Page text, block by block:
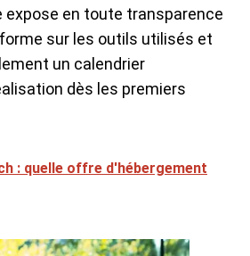
expose en toute transparence
sur les outils utilisés et
un calendrier
dès les premiers
: quelle offre d'hébergement